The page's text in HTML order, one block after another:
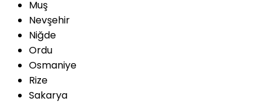
Muş
Nevşehir
Niğde
Ordu
Osmaniye
Rize
Sakarya